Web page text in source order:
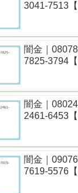
3041-7513
闇金｜
7825-3794
闇金｜
2461-6453
闇金｜
7619-5576